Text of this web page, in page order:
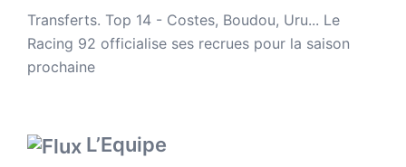
Transferts. Top 14 - Costes, Boudou, Uru... Le
Racing 92 officialise ses recrues pour la saison
prochaine
L’Equipe